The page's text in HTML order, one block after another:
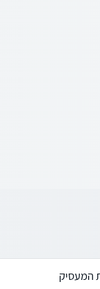
המעסיק